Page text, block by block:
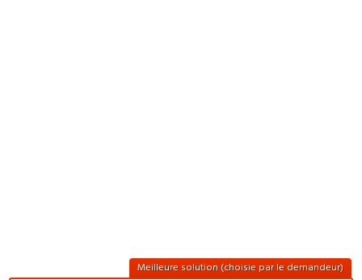
Meilleure solution (choisie par le demandeur)